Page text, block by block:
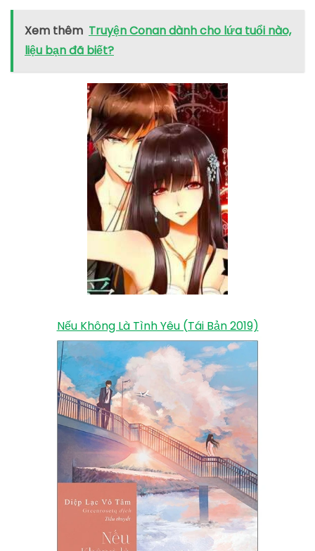
Xem thêm Truyện Conan dành cho lứa tuổi nào,
liệu bạn đã biết?
Nếu Không Là Tình Yêu (Tái Bản 2019)